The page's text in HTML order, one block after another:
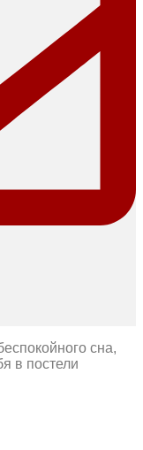
сна,
в постели